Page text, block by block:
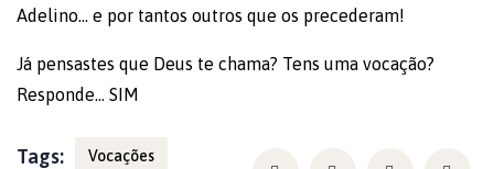
Adelino… e por tantos outros que os precederam!
Já pensastes que Deus te chama? Tens uma vocação?
Responde… SIM
Tags: Vocações